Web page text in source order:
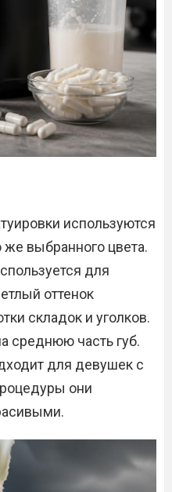
используются
же выбранного цвета.
для
оттенок
складок и уголков.
среднюю часть губ.
для девушек с
они